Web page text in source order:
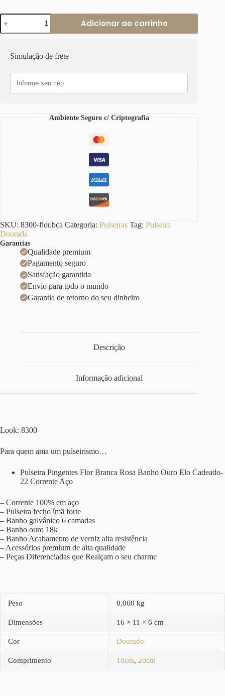
Pulseira
Pingente
Flor
Banho
Cadeado-
Adicionar ao carrinho
Simulação de frete
Ambiente Seguro c/ Criptografia
SKU: 8300-flor.bca Categoria: Pulseiras Tag: Pulseira
Dourada
Garantias
Qualidade premium
Pagamento seguro
Satisfação garantida
Envio para todo o mundo
Garantia de retorno do seu dinheiro
Descrição
Informação adicional
Look: 8300
Para quem ama um pulseirismo…
Pulseira Pingentes Flor Branca Rosa Banho Ouro Elo Cadeado-
22 Corrente Aço
– Corrente 100% em aço
– Pulseira fecho ímã forte
– Banho galvânico 6 camadas
– Banho ouro 18k
– Banho Acabamento de verniz alta resistência
– Acessórios premium de alta qualidade
– Peças Diferenciadas que Realçam o seu charme
Peso 0,060 kg
Dimensões 16 × 11 × 6 cm
Cor Dourado
Comprimento 18cm, 20cm